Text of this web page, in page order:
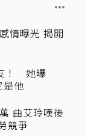
情曝光 揭開
！ 她曝
是他
曲艾玲嘆後
競爭